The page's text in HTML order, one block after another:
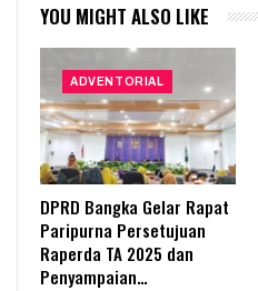
YOU MIGHT ALSO LIKE
ADVENTORIAL
DPRD Bangka Gelar Rapat
Paripurna Persetujuan
Raperda TA 2025 dan
Penyampaian…